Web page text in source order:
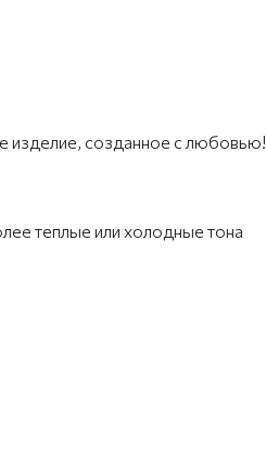
изделие, созданное с любовью!
теплые или холодные тона